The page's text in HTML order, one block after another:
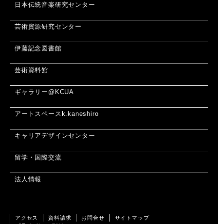
日本伝統音楽研究センター
芸術資源研究センター
伊藤記念図書館
芸術資料館
ギャラリー@KCUA
アートスペースk.kaneshiro
キャリアデザインセンター
留学・国際交流
法人情報
アクセス 資料請求 お問合せ
サイトマップ